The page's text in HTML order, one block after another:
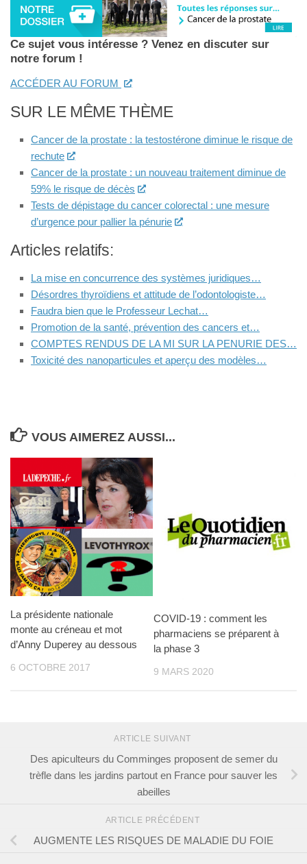
Ce sujet vous intéresse ? Venez en discuter sur
notre forum !
ACCÉDER AU FORUM
SUR LE MÊME THÈME
Cancer de la prostate : la testostérone diminue le risque de
rechute
Cancer de la prostate : un nouveau traitement diminue de
59% le risque de décès
Tests de dépistage du cancer colorectal : une mesure
d’urgence pour pallier la pénurie
Articles relatifs:
La mise en concurrence des systèmes juridiques…
Désordres thyroïdiens et attitude de l’odontologiste…
Faudra bien que le Professeur Lechat…
Promotion de la santé, prévention des cancers et…
COMPTES RENDUS DE LA MI SUR LA PENURIE DES…
Toxicité des nanoparticules et aperçu des modèles…
VOUS AIMEREZ AUSSI...
La présidente nationale
monte au créneau et mot
d’Anny Duperey au dessous
6 OCTOBRE 2017
COVID-19 : comment les
pharmaciens se préparent à
la phase 3
9 MARS 2020
ARTICLE SUIVANT
Des apiculteurs du Comminges proposent de semer du
trèfle dans les jardins partout en France pour sauver les
abeilles
ARTICLE PRÉCÉDENT
AUGMENTE LES RISQUES DE MALADIE DU FOIE